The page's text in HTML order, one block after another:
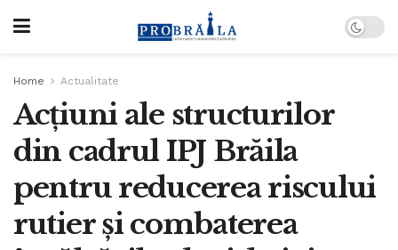
Home Actualitate
Acțiuni ale structurilor
din cadrul IPJ Brăila
pentru reducerea riscului
rutier și combaterea